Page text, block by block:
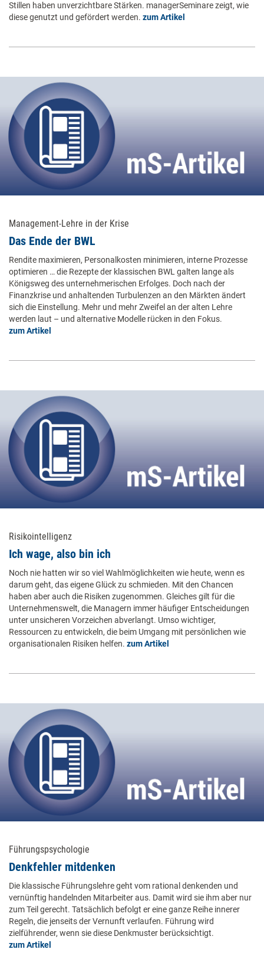
Stillen haben unverzichtbare Stärken. managerSeminare zeigt, wie
diese genutzt und gefördert werden. zum Artikel
Management-Lehre in der Krise
Das Ende der BWL
Rendite maximieren, Personalkosten minimieren, interne Prozesse
optimieren … die Rezepte der klassischen BWL galten lange als
Königsweg des unternehmerischen Erfolges. Doch nach der
Finanzkrise und anhaltenden Turbulenzen an den Märkten ändert
sich die Einstellung. Mehr und mehr Zweifel an der alten Lehre
werden laut – und alternative Modelle rücken in den Fokus.
zum Artikel
Risikointelligenz
Ich wage, also bin ich
Noch nie hatten wir so viel Wahlmöglichkeiten wie heute, wenn es
darum geht, das eigene Glück zu schmieden. Mit den Chancen
haben aber auch die Risiken zugenommen. Gleiches gilt für die
Unternehmenswelt, die Managern immer häufiger Entscheidungen
unter unsicheren Vorzeichen abverlangt. Umso wichtiger,
Ressourcen zu entwickeln, die beim Umgang mit persönlichen wie
organisationalen Risiken helfen. zum Artikel
Führungspsychologie
Denkfehler mitdenken
Die klassische Führungslehre geht vom rational denkenden und
vernünftig handelnden Mitarbeiter aus. Damit wird sie ihm aber nur
zum Teil gerecht. Tatsächlich befolgt er eine ganze Reihe innerer
Regeln, die jenseits der Vernunft verlaufen. Führung wird
zielführender, wenn sie diese Denkmuster berücksichtigt.
zum Artikel